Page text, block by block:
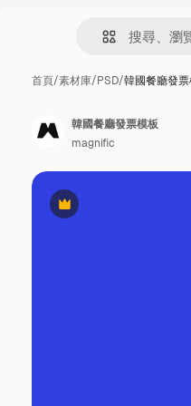
首頁/素材庫/PSD/韓國餐廳發
Premium
韓國餐廳發票模板
magnific